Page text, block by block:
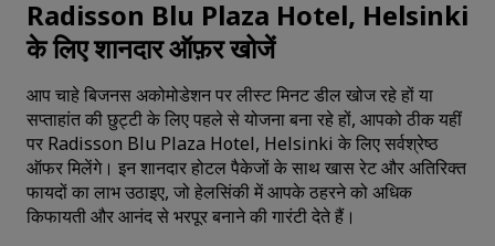
Radisson Blu Plaza Hotel, Helsinki
के लिए शानदार ऑफ़र खोजें
आप चाहे बिजनस अकोमोडेशन पर लीस्‍ट मिनट डील खोज रहे हों या
सप्ताहांत की छुट्टी के लिए पहले से योजना बना रहे हों, आपको ठीक यहीं
पर Radisson Blu Plaza Hotel, Helsinki के लिए सर्वश्रेष्ठ
ऑफर मिलेंगे। इन शानदार होटल पैकेजों के साथ खास रेट और अतिरिक्त
फायदों का लाभ उठाइए, जो हेलसिंकी में आपके ठहरने को अधिक
किफायती और आनंद से भरपूर बनाने की गारंटी देते हैं।